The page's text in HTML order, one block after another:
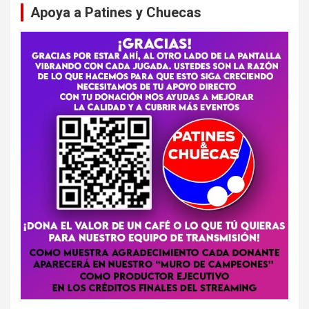
Apoya a Patines y Chuecas